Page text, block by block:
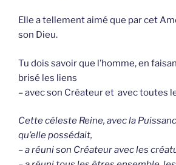
Elle a tellement aimé que par cet
son Dieu.
Tu dois savoir que l’homme, en
brisé les liens
– avec son Créateur et avec toutes
Cette céleste Reine, avec la
qu’elle possédait,
– a réuni son Créateur avec les